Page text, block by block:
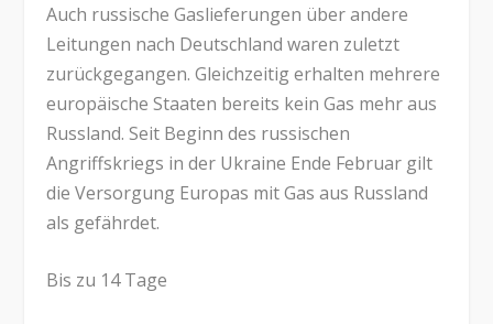
Auch russische Gaslieferungen über andere
Leitungen nach Deutschland waren zuletzt
zurückgegangen. Gleichzeitig erhalten mehrere
europäische Staaten bereits kein Gas mehr aus
Russland. Seit Beginn des russischen
Angriffskriegs in der Ukraine Ende Februar gilt
die Versorgung Europas mit Gas aus Russland
als gefährdet.
Bis zu 14 Tage